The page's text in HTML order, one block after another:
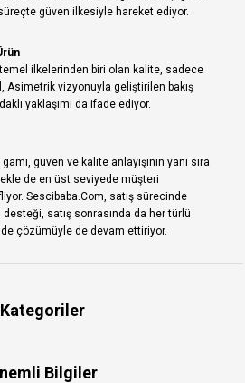
güven ilkesiyle hareket ediyor.
ilkelerinden biri olan kalite, sadece
Asimetrik vizyonuyla geliştirilen bakış
yaklaşımı da ifade ediyor.
güven ve kalite anlayışının yanı sıra
de en üst seviyede müşteri
Sescibaba.Com, satış sürecinde
satış sonrasında da her türlü
çözümüyle de devam ettiriyor.
Kategoriler
Bilgiler